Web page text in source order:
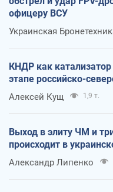
офицеру ВСУ
Украинская
КНДР как
этапе российско-
Алексей Кущ 1,9 т.
Выход в элиту ЧМ и
происходит в
Александр Липенко